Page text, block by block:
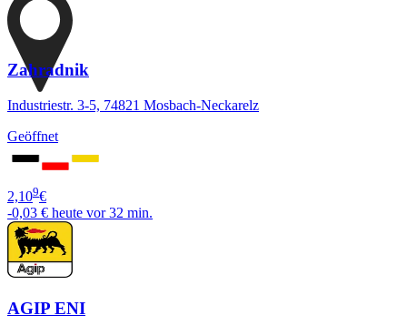
Zahradnik
Industriestr. 3-5, 74821 Mosbach-Neckarelz
Geöffnet
2,109€
-0,03 € heute vor 32 min.
AGIP ENI